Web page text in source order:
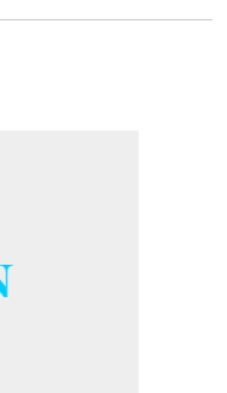
y la inteligencia